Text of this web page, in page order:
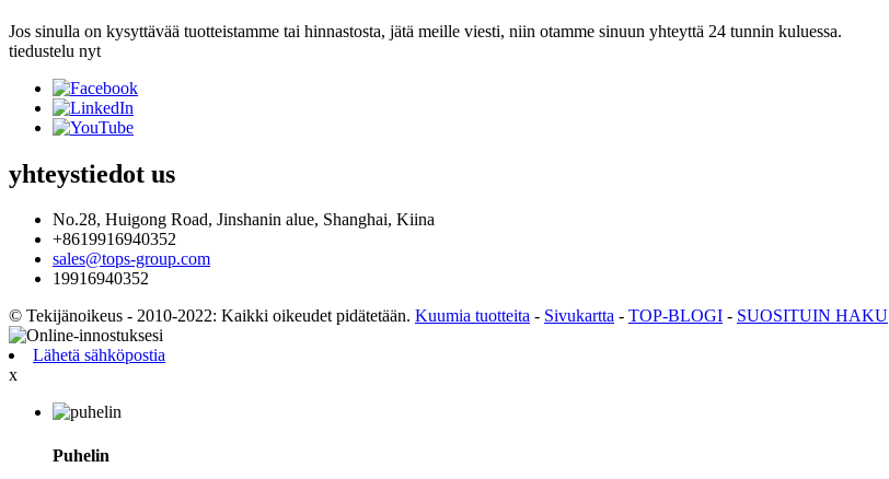
Jos sinulla on kysyttävää tuotteistamme tai hinnastosta, jätä meille viesti, niin otamme sinuun yhteyttä 24 tunnin kuluessa.
tiedustelu nyt
yhteystiedot us
No.28, Huigong Road, Jinshanin alue, Shanghai, Kiina
+8619916940352
sales@tops-group.com
19916940352
© Tekijänoikeus - 2010-2022: Kaikki oikeudet pidätetään. Kuumia tuotteita - Sivukartta - TOP-BLOGI - SUOSITUIN HAKU
Lähetä sähköpostia
x
Puhelin